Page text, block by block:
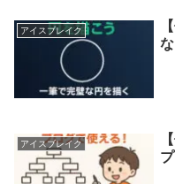
アイスブレイク
アイスブレイク